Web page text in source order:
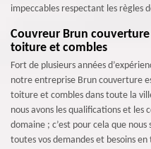
impeccables respectant les règles
Couvreur Brun
toiture et combles
Fort de plusieurs années
notre entreprise Brun couverture
toiture et combles dans toute la
nous avons les qualifications et les
domaine ; c’est pour cela que
toutes vos demandes et besoins